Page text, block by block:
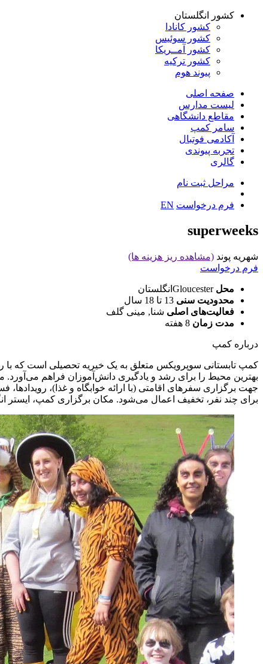
کشور انگلستان
کشور کانادا
کشور سوئیس
کشور آمــریکا
کشور ترکیه
پیوند هوم
صفحه اصلی
لیست مدارس
مقاطع دانشگاهی
سامر کمپ
آکادمی فوتبال
تجربه پیوندی
گالری
مراحل ثبت نام
فرم درخواست EN
superweeks
شهریه پوند (مشاهده ریز هزینه ها)
فرم درخواست
محل Gloucesterانگلستان
محدودیت سنی 13 تا 18 سال
فعالیت‌های اصلی شنا, مینی گلف
مدت زمان 8 هفته
درباره کمپ
کمپ تابستانی سوپرویکس متعلق به یک خیریه تحصیلی است که با
برای چند نفر، تخفیف اعمال می‌شود. مکان برگزاری کمپ، ایستر انگلستان است. سایر فعالیت‌ها شامل 25 بازی جدید،